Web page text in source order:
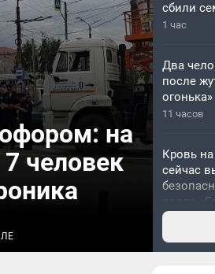
на
человек
сбили
1 час
Два
после
огонька»
11 часов
Кровь на
сейчас
возле
12 часов